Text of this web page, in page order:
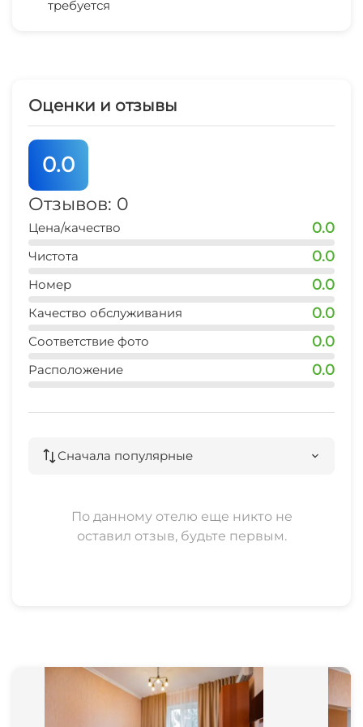
Отопление
Беседка
Прачечная
требуется
Оценки и отзывы
0.0
Отзывов: 0
Цена/качество 0.0
Чистота 0.0
Номер 0.0
Качество обслуживания 0.0
Соответствие фото 0.0
Расположение 0.0
Сначала популярные
По данному отелю еще никто не
оставил отзыв, будьте первым.